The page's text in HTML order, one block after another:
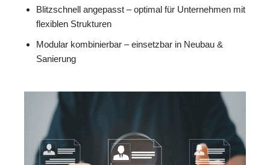
Blitzschnell angepasst – optimal für Unternehmen mit
flexiblen Strukturen
Modular kombinierbar – einsetzbar in Neubau &
Sanierung